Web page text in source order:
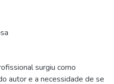
surgiu como
autor e a necessidade de se